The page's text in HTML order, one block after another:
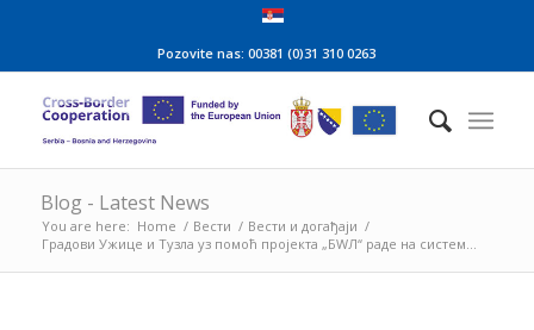
Pozovite nas: 00381 (0)31 310 0263
Blog - Latest News
You are here: Home / Вести / Вести и догађаји /
Градови Ужице и Тузла уз помоћ пројекта „БWЛ“ раде на систем...